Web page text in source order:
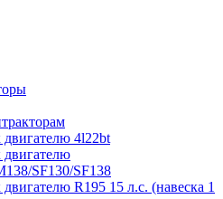
двигателю 4l22bt
двигателю
SF130/SF138
двигателю R195 15 л.с. (навеска 1